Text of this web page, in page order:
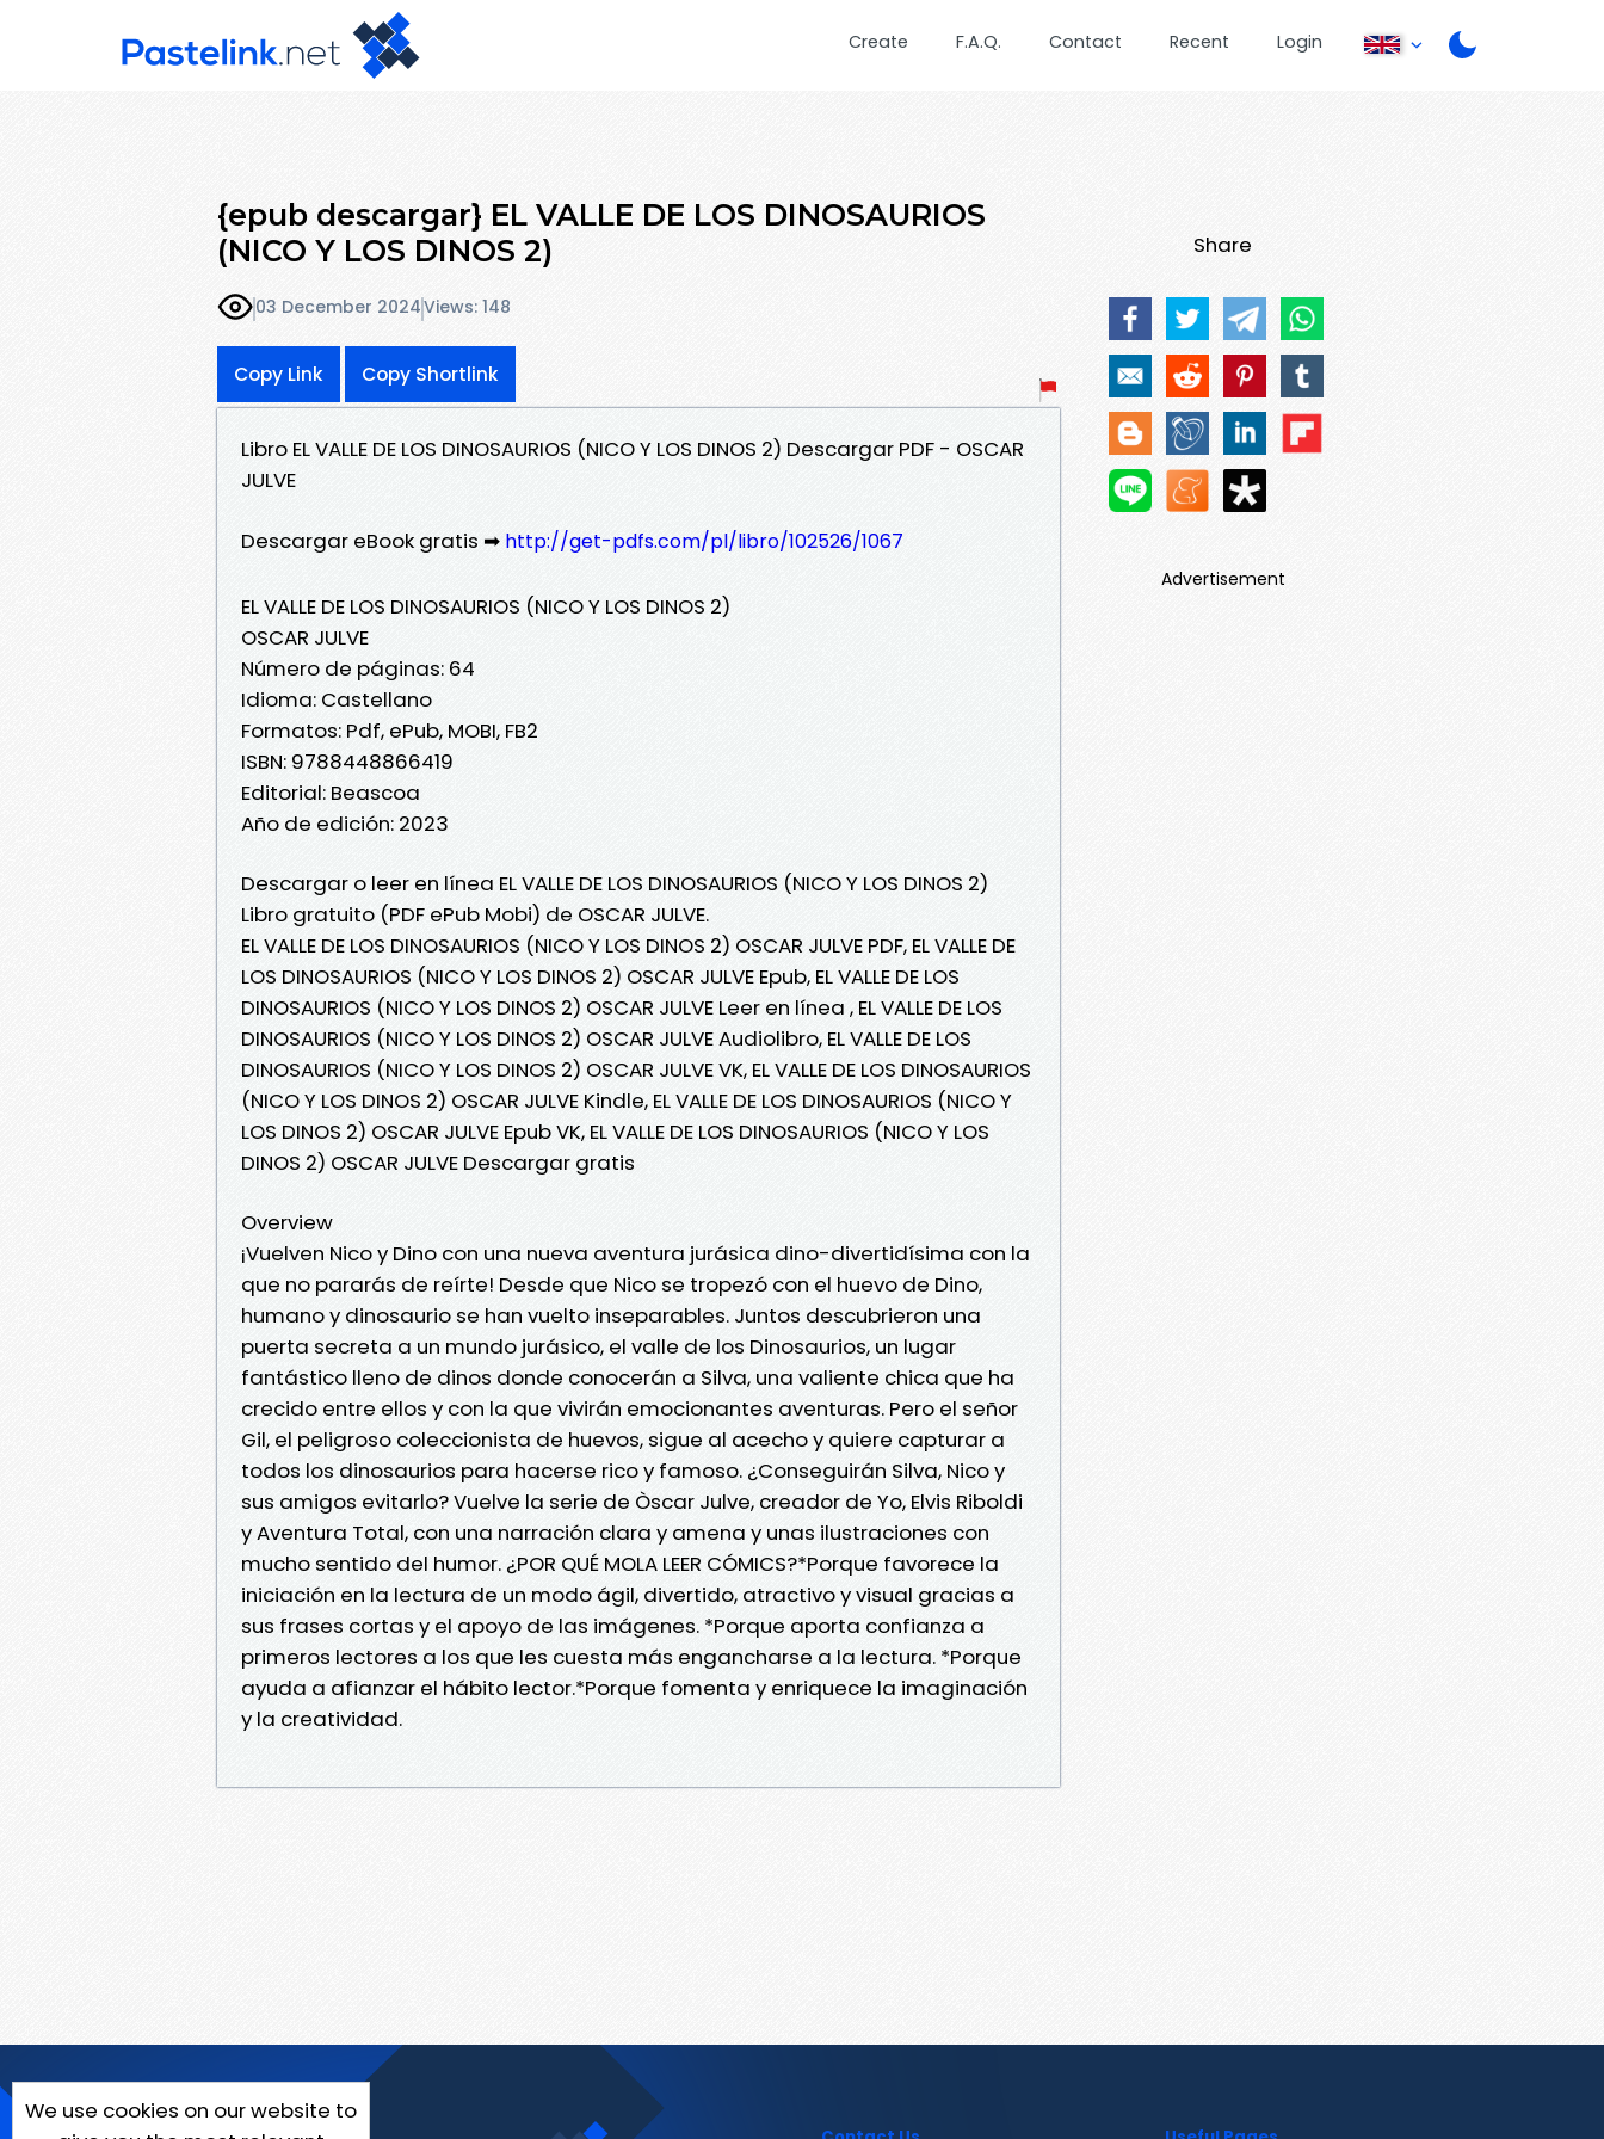
Create F.A.Q. Contact Recent Login
{epub descargar} EL VALLE DE LOS DINOSAURIOS
(NICO Y LOS DINOS 2)
03 December 2024Views: 148
Copy Link Copy Shortlink
Libro EL VALLE DE LOS DINOSAURIOS (NICO Y LOS DINOS 2) Descargar PDF - OSCAR
JULVE
Descargar eBook gratis ➡ http://get-pdfs.com/pl/libro/102526/1067
EL VALLE DE LOS DINOSAURIOS (NICO Y LOS DINOS 2)
OSCAR JULVE
Número de páginas: 64
Idioma: Castellano
Formatos: Pdf, ePub, MOBI, FB2
ISBN: 9788448866419
Editorial: Beascoa
Año de edición: 2023
Descargar o leer en línea EL VALLE DE LOS DINOSAURIOS (NICO Y LOS DINOS 2)
Libro gratuito (PDF ePub Mobi) de OSCAR JULVE.
EL VALLE DE LOS DINOSAURIOS (NICO Y LOS DINOS 2) OSCAR JULVE PDF, EL VALLE DE
LOS DINOSAURIOS (NICO Y LOS DINOS 2) OSCAR JULVE Epub, EL VALLE DE LOS
DINOSAURIOS (NICO Y LOS DINOS 2) OSCAR JULVE Leer en línea , EL VALLE DE LOS
DINOSAURIOS (NICO Y LOS DINOS 2) OSCAR JULVE Audiolibro, EL VALLE DE LOS
DINOSAURIOS (NICO Y LOS DINOS 2) OSCAR JULVE VK, EL VALLE DE LOS DINOSAURIOS
(NICO Y LOS DINOS 2) OSCAR JULVE Kindle, EL VALLE DE LOS DINOSAURIOS (NICO Y
LOS DINOS 2) OSCAR JULVE Epub VK, EL VALLE DE LOS DINOSAURIOS (NICO Y LOS
DINOS 2) OSCAR JULVE Descargar gratis
Overview
¡Vuelven Nico y Dino con una nueva aventura jurásica dino-divertidísima con la
que no pararás de reírte! Desde que Nico se tropezó con el huevo de Dino,
humano y dinosaurio se han vuelto inseparables. Juntos descubrieron una
puerta secreta a un mundo jurásico, el valle de los Dinosaurios, un lugar
fantástico lleno de dinos donde conocerán a Silva, una valiente chica que ha
crecido entre ellos y con la que vivirán emocionantes aventuras. Pero el señor
Gil, el peligroso coleccionista de huevos, sigue al acecho y quiere capturar a
todos los dinosaurios para hacerse rico y famoso. ¿Conseguirán Silva, Nico y
sus amigos evitarlo? Vuelve la serie de Òscar Julve, creador de Yo, Elvis Riboldi
y Aventura Total, con una narración clara y amena y unas ilustraciones con
mucho sentido del humor. ¿POR QUÉ MOLA LEER CÓMICS?*Porque favorece la
iniciación en la lectura de un modo ágil, divertido, atractivo y visual gracias a
sus frases cortas y el apoyo de las imágenes. *Porque aporta confianza a
primeros lectores a los que les cuesta más engancharse a la lectura. *Porque
ayuda a afianzar el hábito lector.*Porque fomenta y enriquece la imaginación
y la creatividad.
Share
Advertisement
We use cookies on our website to